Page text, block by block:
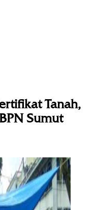
Tanah,
Sumut